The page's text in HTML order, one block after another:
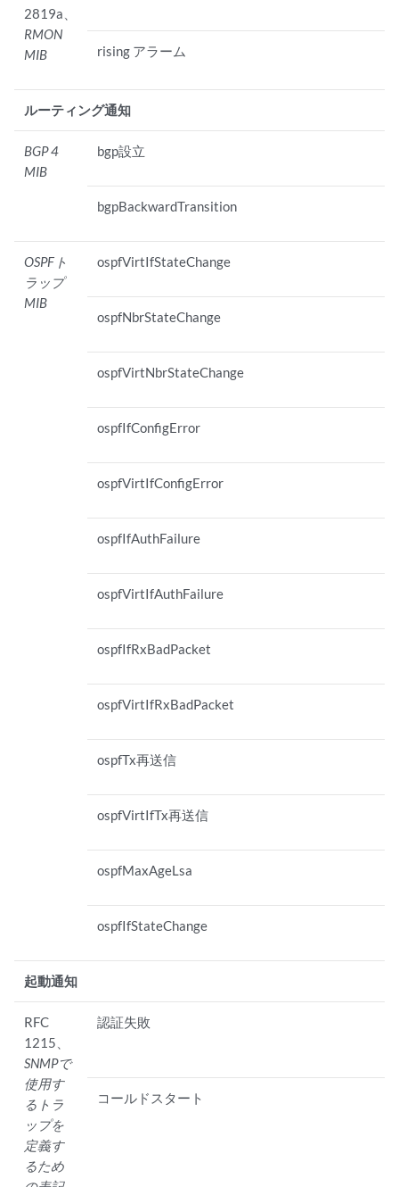
2819a、
RMON
MIB
rising アラーム
ルーティング通知
BGP 4
MIB
bgp設立
bgpBackwardTransition
OSPFト
ラップ
MIB
ospfVirtIfStateChange
ospfNbrStateChange
ospfVirtNbrStateChange
ospfIfConfigError
ospfVirtIfConfigError
ospfIfAuthFailure
ospfVirtIfAuthFailure
ospfIfRxBadPacket
ospfVirtIfRxBadPacket
ospfTx再送信
ospfVirtIfTx再送信
ospfMaxAgeLsa
ospfIfStateChange
起動通知
RFC
1215、
SNMPで
使用す
るトラ
ップを
定義す
るため
認証失敗
コールドスタート